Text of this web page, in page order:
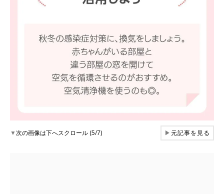
▼次の画像は下へスクロール (5/7) ▶元記事を見る